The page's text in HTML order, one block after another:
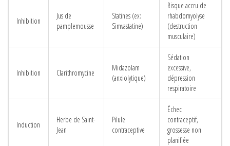
Inhibition
Jus de
pamplemousse
Statines (ex:
Simvastatine)
Risque accru de
rhabdomyolyse
(destruction
musculaire)
Inhibition Clarithromycine
Midazolam
(anxiolytique)
Sédation
excessive,
dépression
respiratoire
Induction
Herbe de Saint-
Jean
Pilule
contraceptive
Échec
contraceptif,
grossesse non
planifiée